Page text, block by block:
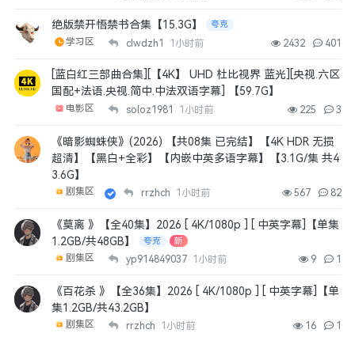
绝版禁开悟禁书合集【15.3G】 夸克
学习区 clwdzh1 1小时前 2432 401
[蓝白红三部曲合集][【4K】 UHD 杜比视界 蓝光][央视.六区
国配+法语.央视.简中.中法双语字幕] 【59.7G】
电影区 soloz1981 1小时前 225 3
《暗影蜘蛛侠》(2026) 【共08集 已完结】【4K HDR 无损
超清】【黑白+全彩】【内嵌中英多语字幕】【3.1G/集 共4
3.6G】
剧集区 rrzhch 1小时前 567 82
《莫离 》【全40集】2026 [ 4K/1080p ] [ 中英字幕]【单集
1.2GB/共48GB】
夸克 新
剧集区 yp914849037 1小时前 9 1
《百花杀 》【全36集】2026 [ 4K/1080p ] [ 中英字幕]【单
集1.2GB/共43.2GB】
剧集区 rrzhch 1小时前 16 1